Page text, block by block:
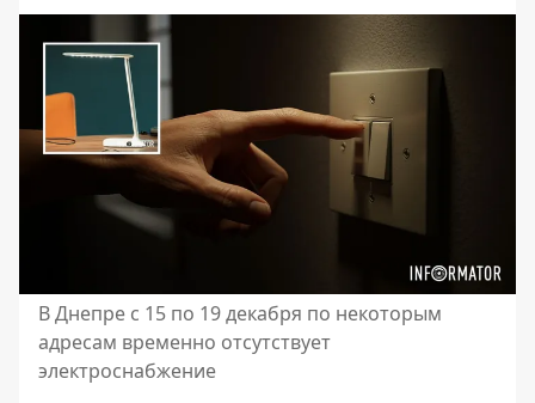
В Днепре с 15 по 19 декабря по некоторым
адресам временно отсутствует
электроснабжение